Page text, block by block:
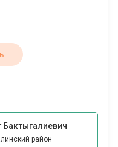
Бактыгалиевич
район